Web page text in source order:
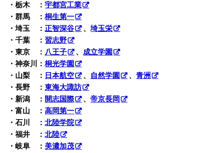
・栃木 ：宇都宮工業
・群馬 ：桐生第一
・埼玉 ： 正智深谷 、埼玉栄
・千葉 ：習志野
・東京 ： 八王子 、 成立学園
・神奈川：桐光学園
・山梨 ：
日本航空 、 自然学園 、青洲
・長野 ：東海大諏訪
・新潟 ： 開志国際 、帝京長岡
・富山 ：高岡第一
・石川 ：北陸学院
・福井 ：北陸
・岐阜 ：美濃加茂